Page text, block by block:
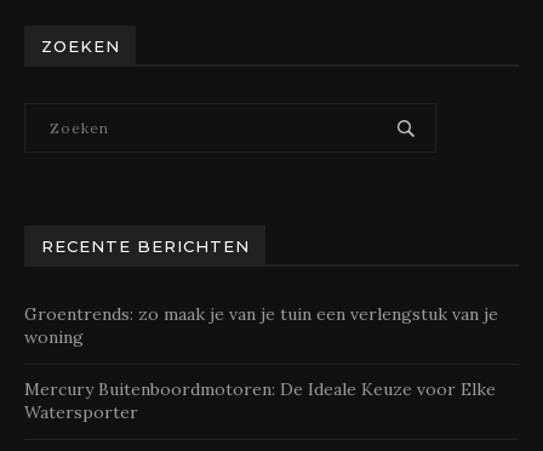
ZOEKEN
RECENTE BERICHTEN
Groentrends: zo maak je van je tuin een verlengstuk van je
woning
Mercury Buitenboordmotoren: De Ideale Keuze voor Elke
Watersporter